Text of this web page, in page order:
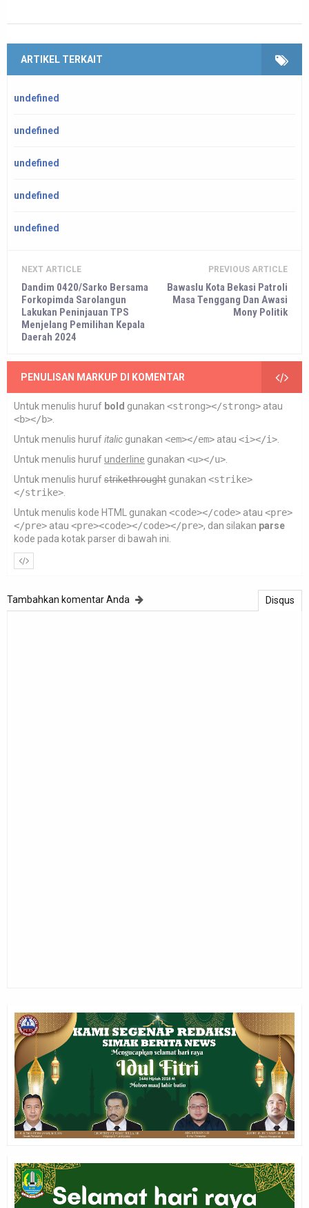
ARTIKEL TERKAIT
undefined
undefined
undefined
undefined
undefined
NEXT ARTICLE
Dandim 0420/Sarko Bersama
Forkopimda Sarolangun
Lakukan Peninjauan TPS
Menjelang Pemilihan Kepala
Daerah 2024
PREVIOUS ARTICLE
Bawaslu Kota Bekasi Patroli
Masa Tenggang Dan Awasi
Mony Politik
PENULISAN MARKUP DI KOMENTAR
Untuk menulis huruf bold gunakan <strong></strong> atau
<b></b>.
Untuk menulis hurufitalic gunakan <em></em> atau <i></i>.
Untuk menulis hurufunderline gunakan <u></u>.
Untuk menulis hurufstrikethrought gunakan <strike>
</strike>.
Untuk menulis kode HTML gunakan <code></code> atau <pre>
</pre> atau <pre><code></code></pre>, dan silakan parse
kode pada kotak parser di bawah ini.
Disqus
Tambahkan komentar Anda